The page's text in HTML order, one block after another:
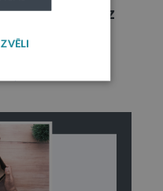
Atskats uz
no tiesu